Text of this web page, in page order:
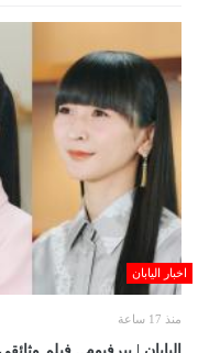
اخبار اليابان
منذ 17 ساعة